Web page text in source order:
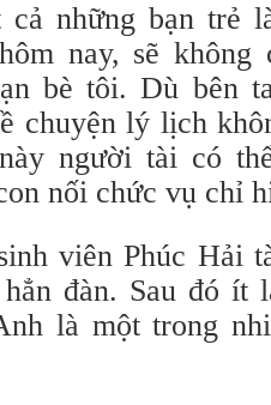
những bạn trẻ
nay, sẽ không
bè tôi. Dù bên
chuyện lý lịch
người tài có
nối chức vụ chỉ
viên Phúc Hải
đàn. Sau đó ít
là một trong